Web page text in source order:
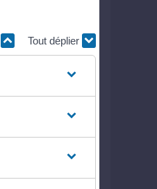
Tout déplier